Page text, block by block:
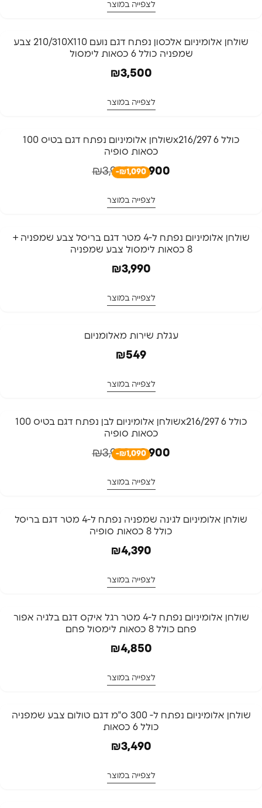
לצפייה במוצר
שולחן אלומיניום אלכסון נפתח דגם נועם 210/310X110 צבע
שמפניה כולל 6 כסאות לימסול
₪3,500
לצפייה במוצר
כסאות סופיה⁩
₪3,990₪2,900
-₪1,090
לצפייה במוצר
שולחן אלומיניום נפתח ל-4 מטר דגם בריסל צבע שמפניה +
8 כסאות לימסול צבע שמפניה
₪3,990
לצפייה במוצר
עגלת שירות מאלומניום
₪549
לצפייה במוצר
-27%
⁦שולחן אלומיניום לבן נפתח דגם בטיס 100x216/297 כולל 6
כסאות סופיה
₪3,990₪2,900
-₪1,090
לצפייה במוצר
שולחן אלומיניום לגינה שמפניה נפתח ל-4 מטר דגם בריסל
כולל 8 כסאות סופיה
₪4,390
לצפייה במוצר
שולחן אלומיניום נפתח ל-4 מטר רגל איקס דגם בלגיה אפור
פחם כולל 8 כסאות לימסול פחם
₪4,850
לצפייה במוצר
שולחן אלומיניום נפתח ל- 300 ס"מ דגם טולום צבע שמפניה
כולל 6 כסאות
₪3,490
לצפייה במוצר